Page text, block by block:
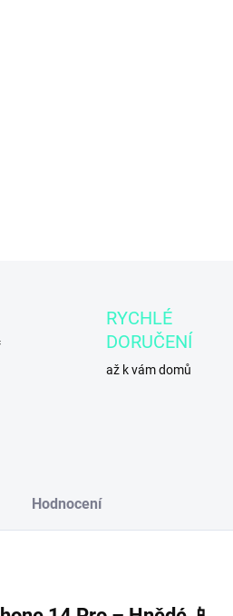
RYCHLÉ
DORUČENÍ
až k vám domů
Hodnocení